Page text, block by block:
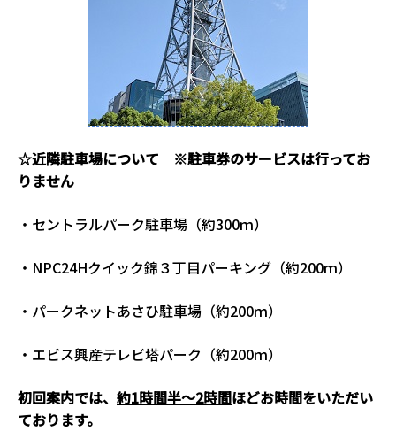
☆近隣駐車場について ※駐車券のサービスは行ってお
りません
・セントラルパーク駐車場（約300ｍ）
・NPC24Hクイック錦３丁目パーキング（約200ｍ）
・パークネットあさひ駐車場（約200ｍ）
・エビス興産テレビ塔パーク（約200ｍ）
初回案内では、 約1時間半～2時間ほどお時間をいただい
ております。